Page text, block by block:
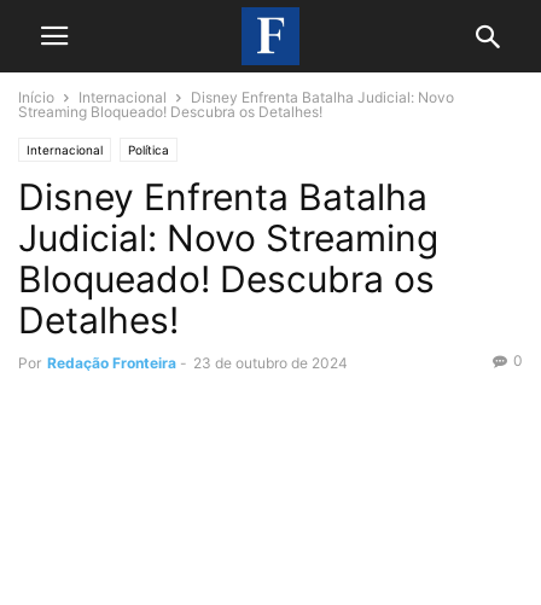
Início Internacional
Disney Enfrenta Batalha Judicial: Novo
Streaming Bloqueado! Descubra os Detalhes!
Internacional Política
Disney Enfrenta Batalha
Judicial: Novo Streaming
Bloqueado! Descubra os
Detalhes!
Por Redação Fronteira - 23 de outubro de 2024 0